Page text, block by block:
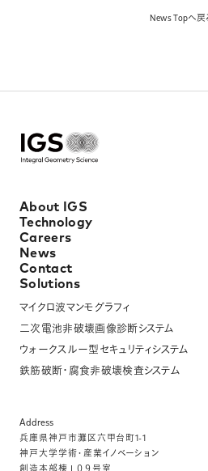
News Topへ戻
About IGS
Technology
Careers
News
Contact
Solutions
マイクロ波マンモグラフィ
二次電池非破壊画像診断システム
ウォークスルー型セキュリティシステム
鉄筋破断・腐食非破壊検査システム
Address
兵庫県神⼾市灘区六甲台町1-1
神⼾⼤学学術・産業イノベーション
創造本部棟１０９号室